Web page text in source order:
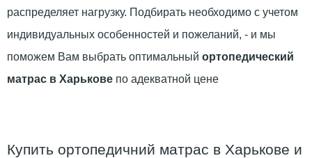
распределяет нагрузку. Подбирать необходимо с учетом
индивидуальных особенностей и пожеланий, - и мы
поможем Вам выбрать оптимальный ортопедический
матрас в Харькове по адекватной цене
Купить ортопедичний матрас в Харькове и